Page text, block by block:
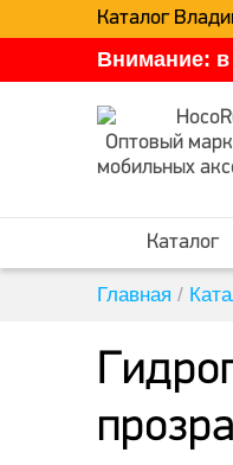
Каталог
Внимание: в
Оптовый
мобильных
Каталог
Главная /